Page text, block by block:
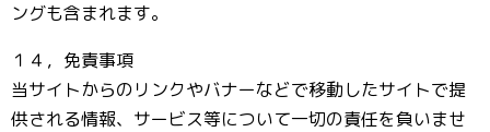
ングも含まれます。
１４，免責事項
当サイトからのリンクやバナーなどで移動したサイトで提
供される情報、サービス等について一切の責任を負いませ